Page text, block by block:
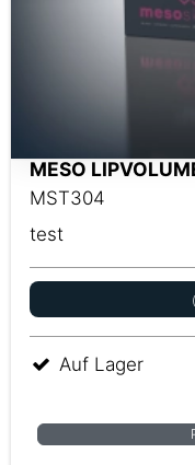
MESO
MST304
test
Auf Lager